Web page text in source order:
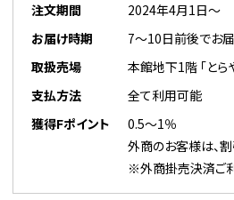
注文期間
2024年4月1日～
お届け時期
7～10日前後でお
取扱売場
本館地下1階 「とら
支払方法
全て利用可能
獲得Fポイント
0.5～1％
外商のお客様は、
※外商掛売決済ご